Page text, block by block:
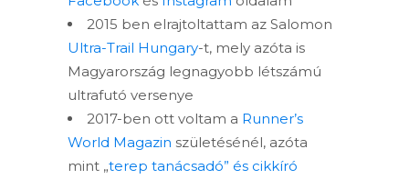
2015 ben elrajtoltattam az Salomon
Ultra-Trail Hungary-t, mely azóta is
Magyarország legnagyobb létszámú
ultrafutó versenye
2017-ben ott voltam a Runner’s
World Magazin születésénél, azóta
mint „terep tanácsadó” és cikkíró